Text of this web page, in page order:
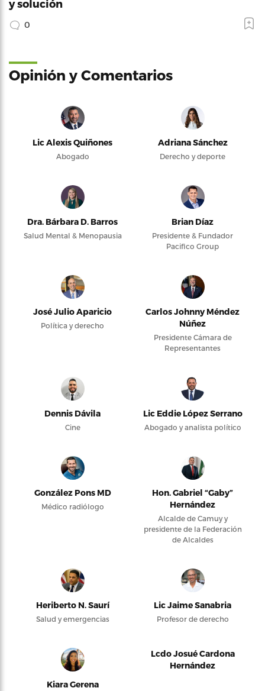
y solución
0
Opinión y Comentarios
Lic Alexis Quiñones
Abogado
Adriana Sánchez
Derecho y deporte
Dra. Bárbara D. Barros
Salud Mental & Menopausia
Brian Díaz
Presidente & Fundador
Pacifico Group
José Julio Aparicio
Política y derecho
Carlos Johnny Méndez
Núñez
Presidente Cámara de
Representantes
Dennis Dávila
Cine
Lic Eddie López Serrano
Abogado y analista político
González Pons MD
Médico radiólogo
Hon. Gabriel “Gaby”
Hernández
Alcalde de Camuy y
presidente de la Federación
de Alcaldes
Heriberto N. Saurí
Salud y emergencias
Lic Jaime Sanabria
Profesor de derecho
Kiara Gerena
Lcdo Josué Cardona
Hernández